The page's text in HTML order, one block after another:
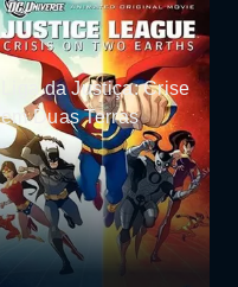
Liga da Justiça: Crise
em Duas Terras